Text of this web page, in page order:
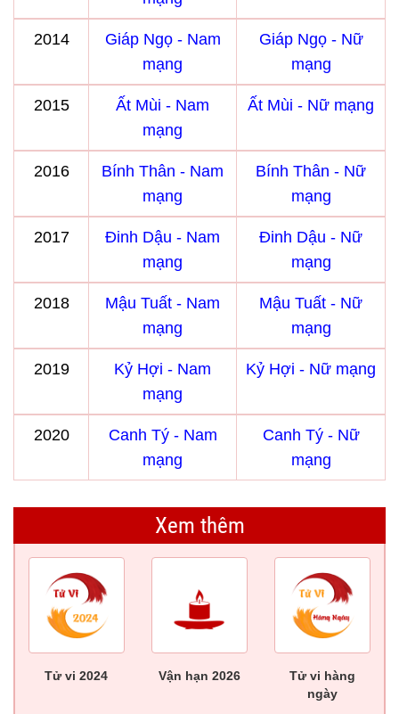
2014
Giáp Ngọ - Nam
mạng
Giáp Ngọ - Nữ
mạng
2015
Ất Mùi - Nam
mạng
Ất Mùi - Nữ mạng
2016
Bính Thân - Nam
mạng
Bính Thân - Nữ
mạng
2017
Đinh Dậu - Nam
mạng
Đinh Dậu - Nữ
mạng
2018
Mậu Tuất - Nam
mạng
Mậu Tuất - Nữ
mạng
2019
Kỷ Hợi - Nam
mạng
Kỷ Hợi - Nữ mạng
2020
Canh Tý - Nam
mạng
Canh Tý - Nữ
mạng
Xem thêm
Tử vi 2024 Vận hạn 2026
Tử vi hàng
ngày